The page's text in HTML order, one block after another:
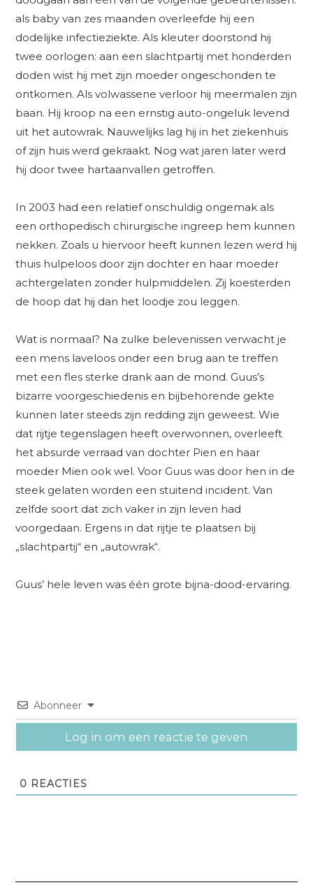
als baby van zes maanden overleefde hij een
dodelijke infectieziekte. Als kleuter doorstond hij
twee oorlogen: aan een slachtpartij met honderden
doden wist hij met zijn moeder ongeschonden te
ontkomen. Als volwassene verloor hij meermalen zijn
baan. Hij kroop na een ernstig auto-ongeluk levend
uit het autowrak. Nauwelijks lag hij in het ziekenhuis
of zijn huis werd gekraakt. Nog wat jaren later werd
hij door twee hartaanvallen getroffen.
In 2003 had een relatief onschuldig ongemak als
een orthopedisch chirurgische ingreep hem kunnen
nekken. Zoals u hiervoor heeft kunnen lezen werd hij
thuis hulpeloos door zijn dochter en haar moeder
achtergelaten zonder hulpmiddelen. Zij koesterden
de hoop dat hij dan het loodje zou leggen.
Wat is normaal? Na zulke belevenissen verwacht je
een mens laveloos onder een brug aan te treffen
met een fles sterke drank aan de mond. Guus’s
bizarre voorgeschiedenis en bijbehorende gekte
kunnen later steeds zijn redding zijn geweest. Wie
dat rijtje tegenslagen heeft overwonnen, overleeft
het absurde verraad van dochter Pien en haar
moeder Mien ook wel. Voor Guus was door hen in de
steek gelaten worden een stuitend incident. Van
zelfde soort dat zich vaker in zijn leven had
voorgedaan. Ergens in dat rijtje te plaatsen bij
„slachtpartij“ en „autowrak“.
Guus’ hele leven was één grote bijna-dood-ervaring.
Abonneer
Log in om een reactie te geven
0 REACTIES